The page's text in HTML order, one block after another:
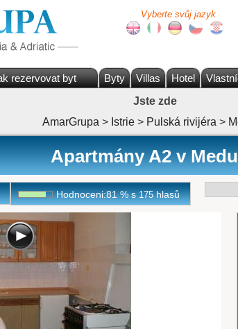
Vyberte svůj jazyk
rezervovat byt Byty Villas Hotel
Jste zde
AmarGrupa > Istrie > Pulská rivijéra >
Apartmány A2 v
Hodnoceni:81%s175hlasů